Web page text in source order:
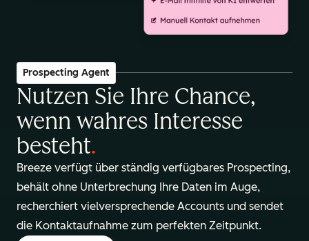
Prospecting Agent
Nutzen Sie Ihre Chance,
wenn wahres Interesse
besteht.
Breeze verfügt über ständig verfügbares Prospecting,
behält ohne Unterbrechung Ihre Daten im Auge,
recherchiert vielversprechende Accounts und sendet
die Kontaktaufnahme zum perfekten Zeitpunkt.